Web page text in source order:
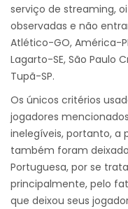
serviço de streaming,
observadas e não
Atlético-GO, América-
Lagarto-SE, São Paulo
Tupã-SP.
Os únicos critérios
jogadores
inelegíveis, portanto, a
também foram
Portuguesa, por se
principalmente, pelo
que deixou seus